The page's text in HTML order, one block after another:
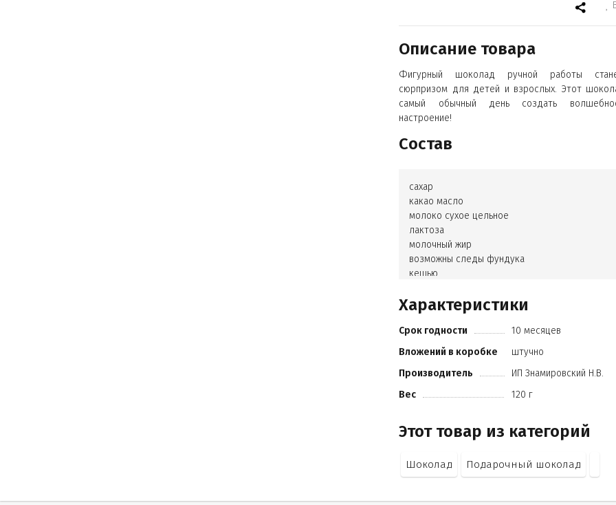
Описание товара
Фигурный шоколад ручной работы
сюрпризом для детей и взрослых. Этот
самый обычный день создать
настроение!
Состав
сахар
какао масло
молоко сухое цельное
лактоза
молочный жир
возможны следы фундука
кешью
какао продуктов не менее 28%
кандурин
шоколадно-ореховая паста
пищевой краситель.
Характеристики
Срок годности
10 месяцев
Вложений в коробке
штучно
Производитель
ИП Знамировский Н.В.
Вес
120 г
Этот товар из категорий
Шоколад Подарочный шоколад